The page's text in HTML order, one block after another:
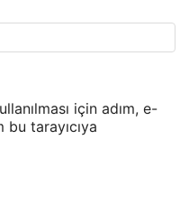
için adım, e-
tarayıcıya